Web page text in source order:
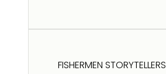
FISHERMEN STORYTELLERS